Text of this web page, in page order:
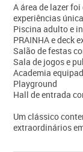
A área de lazer
experiências
Piscina adulto e
PRAINHA e deck
Salão de festas
Sala de jogos e
Academia
Playground
Hall de entrada
Um clássico
extraordinários